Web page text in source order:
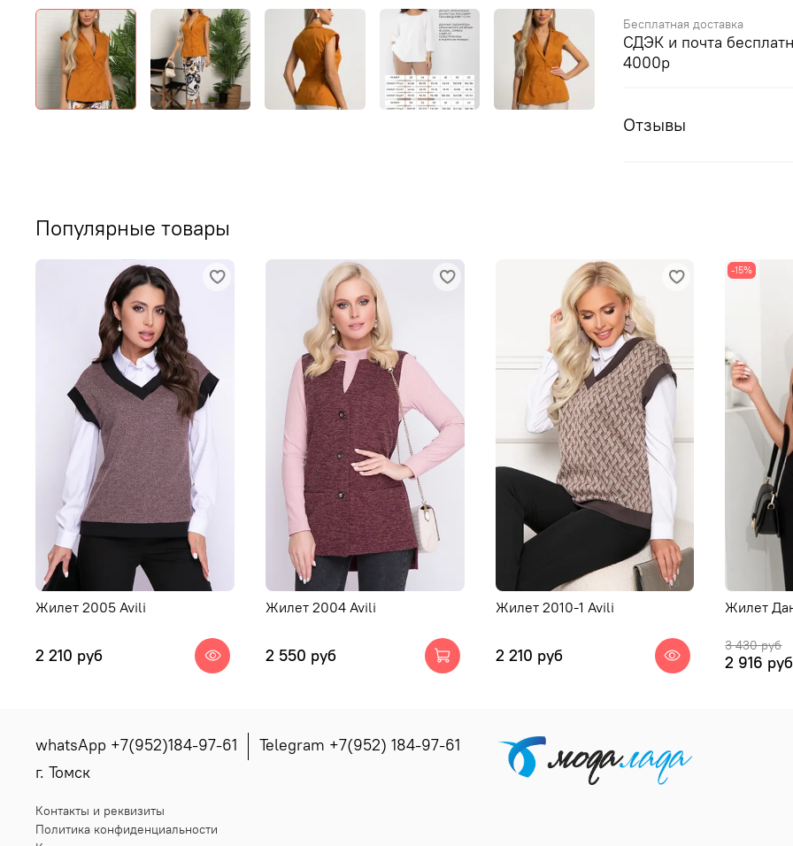
Бесплатная доставка
СДЭК и почта
4000р
Отзывы
Популярные товары
Жилет 2005 Avili
2 210 руб
Жилет 2004 Avili
2 550 руб
Жилет 2010-1 Avili
2 210 руб
-15%
Жилет
3 430 руб
2 916 руб
whatsApp +7(952)184-97-61
Telegram +7(952) 184-97-61
г. Томск
Контакты и реквизиты
Политика конфиденциальности